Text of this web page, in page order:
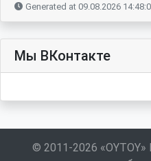
Generated at 09.08.2026
Мы ВКонтакте
© 2011-2026